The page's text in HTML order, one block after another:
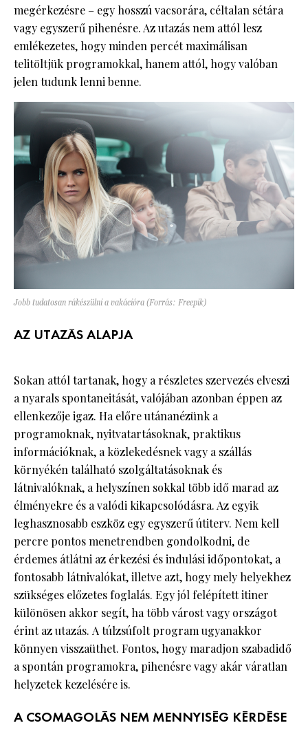
megérkezésre – egy hosszú vacsorára, céltalan sétára
vagy egyszerű pihenésre. Az utazás nem attól lesz
emlékezetes, hogy minden percét maximálisan
telitöltjük programokkal, hanem attól, hogy valóban
jelen tudunk lenni benne.
Jobb tudatosan rákészülni a vakációra (Forrás: Freepik)
AZ UTAZÁS ALAPJA
Sokan attól tartanak, hogy a részletes szervezés elveszi
a nyarals spontaneitását, valójában azonban éppen az
ellenkezője igaz. Ha előre utánanézünk a
programoknak, nyitvatartásoknak, praktikus
információknak, a közlekedésnek vagy a szállás
környékén található szolgáltatásoknak és
látnivalóknak, a helyszínen sokkal több idő marad az
élményekre és a valódi kikapcsolódásra. Az egyik
leghasznosabb eszköz egy egyszerű útiterv. Nem kell
percre pontos menetrendben gondolkodni, de
érdemes átlátni az érkezési és indulási időpontokat, a
fontosabb látnivalókat, illetve azt, hogy mely helyekhez
szükséges előzetes foglalás. Egy jól felépített itiner
különösen akkor segít, ha több várost vagy országot
érint az utazás. A túlzsúfolt program ugyanakkor
könnyen visszaüthet. Fontos, hogy maradjon szabadidő
a spontán programokra, pihenésre vagy akár váratlan
helyzetek kezelésére is.
A CSOMAGOLÁS NEM MENNYISÉG KÉRDÉSE